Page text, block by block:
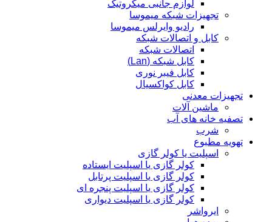
لوازم جانبی میکروتیک
تجهیزات شبکه میموسا
رادیو وایرلس میموسا
کابل و اتصالات شبکه
اتصالات شبکه
کابل شبکه (Lan)
کابل فیبر نوری
کابل کواکسیال
تجهیزات معدنی
ماشین آلات
تصفیه خانه های آب
شرب
تهویه مطبوع
اسپلیت یا کولر گازی
کولر گازی یا اسپلیت ایستاده
کولر گازی یا اسپلیت پرتابل
کولر گازی یا اسپلیت پنجره ای
کولر گازی یا اسپلیت دیواری
ایرواشر